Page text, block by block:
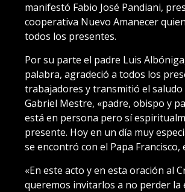
manifestó Fabio José Pandiani,
cooperativa Nuevo Amanecer
todos los presentes.
Por su parte el padre Luis
palabra, agradeció a todos los
trabajadores y transmitió el
Gabriel Mestre, «padre, obispo y
está en persona pero sí
presente. Hoy en un día muy
se encontró con el Papa Francisco,
«En este acto y en esta oración al
queremos invitarlos a no perder la